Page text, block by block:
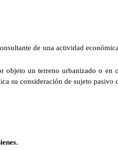
de una actividad
un terreno urbanizado o en
su consideración de sujeto pasivo